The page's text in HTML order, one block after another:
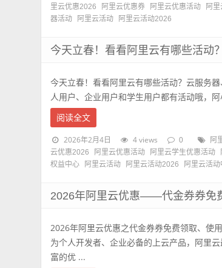
里云优惠2026
阿里云优惠券 阿里云优惠活动 阿
器活动
阿里云活动 阿里云活动2026
今天立春！看看阿里云有哪些活动
今天立春！看看阿里云有哪些活动？云服务
人用户、企业用户和学生用户都有活动哦，
阅读全文
2026年2月4日 4 views 0 阿
云优惠2026
阿里云优惠活动 阿里云学生优惠活动
权益中心
阿里云活动 阿里云活动2026 阿里云活动
2026年阿里云优惠——代金券券免
2026年阿里云优惠之代金券券免费领取、使
为个人开发者、企业必备的上云产品，阿里
富的优 ...